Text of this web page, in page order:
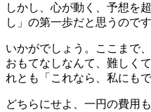
しかし、心が動く、予想を
し」の第一歩だと思うのです
いかがでしょう。ここまで
おもてなしなんて、難しく
れとも「これなら、私にも
どちらにせよ、一円の費用